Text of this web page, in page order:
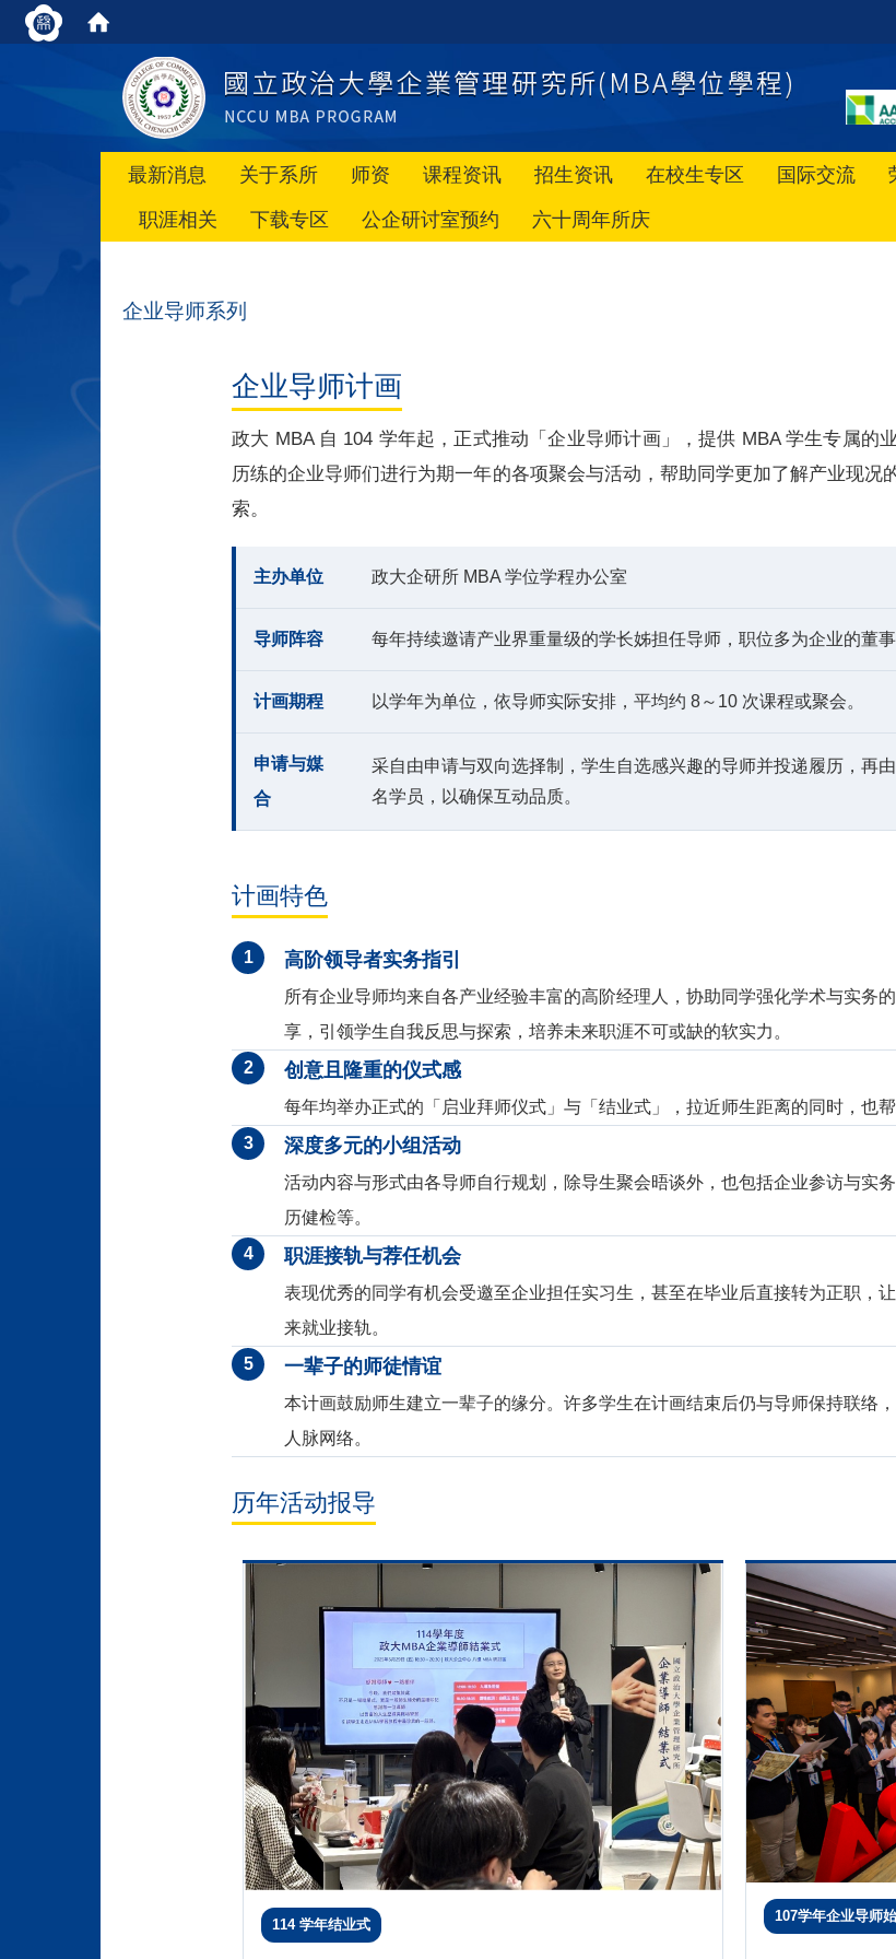
最新消息 关于系所 师资 课程资讯 招生资讯 在校生专区 国际交流
职涯相关
下载专区 公企研讨室预约 六十周年所庆
企业导师系列
企业导师计画
政大 MBA 自 104 学年起，正式推动「企业导师计画」，提供 MBA 学生专属的
历练的企业导师们进行为期一年的各项聚会与活动，帮助同学更加了解产业现况
索。
主办单位 政大企研所 MBA 学位学程办公室
导师阵容 每年持续邀请产业界重量级的学长姊担任导师，职位多为企业的董
计画期程 以学年为单位，依导师实际安排，平均约 8～10 次课程或聚会。
申请与媒
合
采自由申请与双向选择制，学生自选感兴趣的导师并投递履历，再
名学员，以确保互动品质。
计画特色
1 高阶领导者实务指引
所有企业导师均来自各产业经验丰富的高阶经理人，协助同学强化学术与实务
享，引领学生自我反思与探索，培养未来职涯不可或缺的软实力。
2
创意且隆重的仪式感
每年均举办正式的「启业拜师仪式」与「结业式」，拉近师生距离的同时，也
3
深度多元的小组活动
活动内容与形式由各导师自行规划，除导生聚会晤谈外，也包括企业参访与实
历健检等。
4
职涯接轨与荐任机会
表现优秀的同学有机会受邀至企业担任实习生，甚至在毕业后直接转为正职，
来就业接轨。
5
一辈子的师徒情谊
本计画鼓励师生建立一辈子的缘分。许多学生在计画结束后仍与导师保持联络
人脉网络。
历年活动报导
114 学年结业式
107学年企业导师